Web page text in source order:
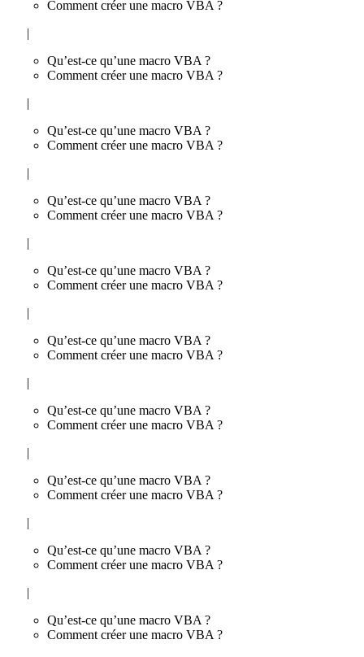
Comment créer une macro VBA ?
|
Qu’est-ce qu’une macro VBA ?
Comment créer une macro VBA ?
|
Qu’est-ce qu’une macro VBA ?
Comment créer une macro VBA ?
|
Qu’est-ce qu’une macro VBA ?
Comment créer une macro VBA ?
|
Qu’est-ce qu’une macro VBA ?
Comment créer une macro VBA ?
|
Qu’est-ce qu’une macro VBA ?
Comment créer une macro VBA ?
|
Qu’est-ce qu’une macro VBA ?
Comment créer une macro VBA ?
|
Qu’est-ce qu’une macro VBA ?
Comment créer une macro VBA ?
|
Qu’est-ce qu’une macro VBA ?
Comment créer une macro VBA ?
|
Qu’est-ce qu’une macro VBA ?
Comment créer une macro VBA ?